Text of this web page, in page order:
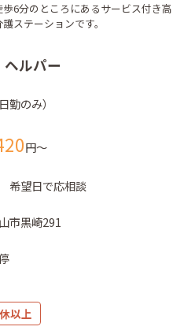
6分のところにあるサービス付き高
ステーションです。
ヘルパー
勤のみ）
円〜
希望日で応相談
市黒崎291
以上